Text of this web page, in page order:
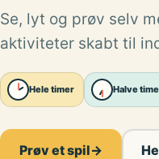
Se, lyt og prøv selv
aktiviteter skabt til
Hele timer Halve
Prøv et spil→